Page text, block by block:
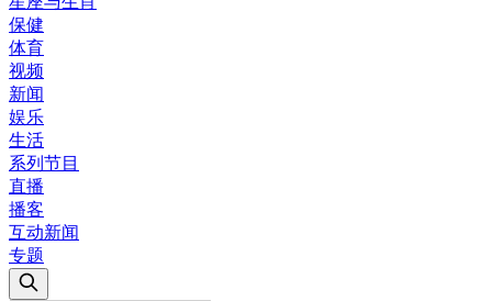
保健
体育
视频
新闻
娱乐
生活
系列节目
直播
播客
互动新闻
专题